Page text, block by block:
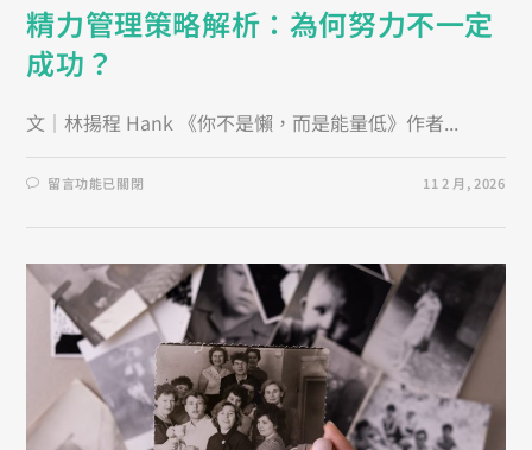
精力管理策略解析：為何努力不一定
成功？
文｜林揚程 Hank 《你不是懶，而是能量低》作者...
留言功能已關閉 11 2 月, 2026